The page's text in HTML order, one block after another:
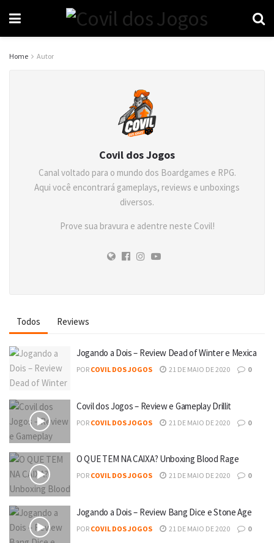
Home Autor
Covil dos Jogos
Canal voltado para o mundo dos Boardgames e RPG.
Aqui você encontrará gameplays, reviews e unboxings
diversos.
Prove sua bravura e adentre neste Covil!
Todos Reviews
Jogando a Dois – Review Dead of Winter e Mexica
POR COVIL DOS JOGOS 21 DE MAIO DE 2020 0
Covil dos Jogos – Review e Gameplay Drillit
POR COVIL DOS JOGOS 21 DE MAIO DE 2020 0
O QUE TEM NA CAIXA? Unboxing Blood Rage
POR COVIL DOS JOGOS 21 DE MAIO DE 2020 0
Jogando a Dois – Review Bang Dice e Stone Age
POR COVIL DOS JOGOS 21 DE MAIO DE 2020 0